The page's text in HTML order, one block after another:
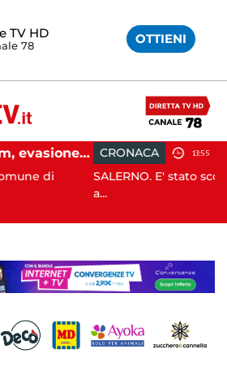
TV HD
78 OTTIENI
13:55
E' stato scoperto solo all'alba, ma